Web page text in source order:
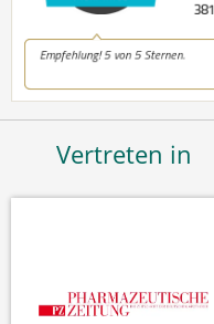
Vertreten in